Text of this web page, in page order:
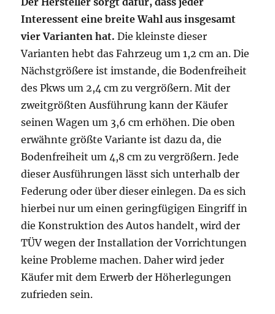
Interessent eine breite Wahl aus insgesamt
vier Varianten hat. Die kleinste dieser
Varianten hebt das Fahrzeug um 1,2 cm an. Die
Nächstgrößere ist imstande, die Bodenfreiheit
des Pkws um 2,4 cm zu vergrößern. Mit der
zweitgrößten Ausführung kann der Käufer
seinen Wagen um 3,6 cm erhöhen. Die oben
erwähnte größte Variante ist dazu da, die
Bodenfreiheit um 4,8 cm zu vergrößern. Jede
dieser Ausführungen lässt sich unterhalb der
Federung oder über dieser einlegen. Da es sich
hierbei nur um einen geringfügigen Eingriff in
die Konstruktion des Autos handelt, wird der
TÜV wegen der Installation der Vorrichtungen
keine Probleme machen. Daher wird jeder
Käufer mit dem Erwerb der Höherlegungen
zufrieden sein.